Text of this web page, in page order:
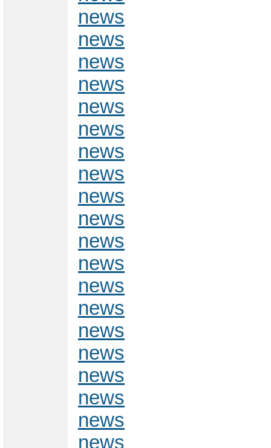
news
news
news
news
news
news
news
news
news
news
news
news
news
news
news
news
news
news
news
news